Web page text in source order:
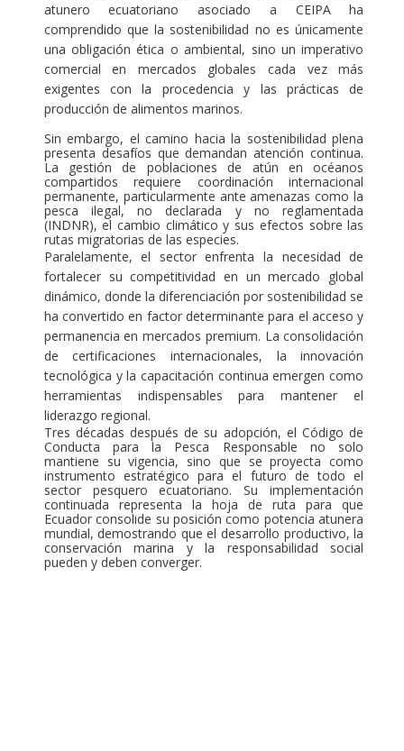
atunero ecuatoriano asociado a CEIPA ha
comprendido que la sostenibilidad no es únicamente
una obligación ética o ambiental, sino un imperativo
comercial en mercados globales cada vez más
exigentes con la procedencia y las prácticas de
producción de alimentos marinos.
Sin embargo, el camino hacia la sostenibilidad plena
presenta desafíos que demandan atención continua.
La gestión de poblaciones de atún en océanos
compartidos requiere coordinación internacional
permanente, particularmente ante amenazas como la
pesca ilegal, no declarada y no reglamentada
(INDNR), el cambio climático y sus efectos sobre las
rutas migratorias de las especies.
Paralelamente, el sector enfrenta la necesidad de
fortalecer su competitividad en un mercado global
dinámico, donde la diferenciación por sostenibilidad se
ha convertido en factor determinante para el acceso y
permanencia en mercados premium. La consolidación
de certificaciones internacionales, la innovación
tecnológica y la capacitación continua emergen como
herramientas indispensables para mantener el
liderazgo regional.
Tres décadas después de su adopción, el Código de
Conducta para la Pesca Responsable no solo
mantiene su vigencia, sino que se proyecta como
instrumento estratégico para el futuro de todo el
sector pesquero ecuatoriano. Su implementación
continuada representa la hoja de ruta para que
Ecuador consolide su posición como potencia atunera
mundial, demostrando que el desarrollo productivo, la
conservación marina y la responsabilidad social
pueden y deben converger.